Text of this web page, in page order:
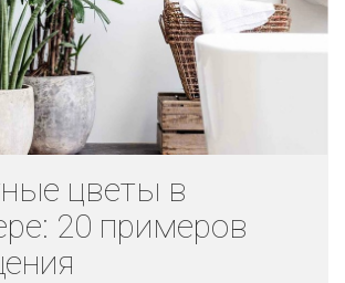
цветы в
20 примеров